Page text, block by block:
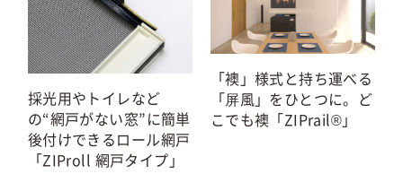
採光用やトイレなど
の“網戸がない窓”に簡単
後付けできるロール網戸
「ZIProll 網戸タイプ」
「襖」様式と持ち運べる
「屏風」をひとつに。ど
こでも襖「ZIPrail®」